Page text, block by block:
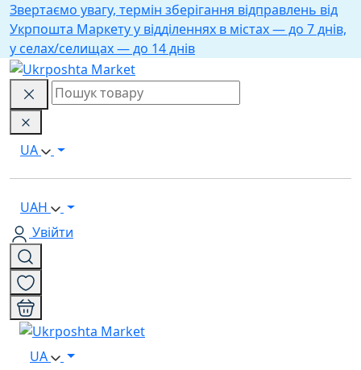
Звертаємо увагу, термін зберігання відправлень від
Укрпошта Маркету у відділеннях в містах — до 7 днів,
у селах/селищах — до 14 днів
UA
UAH
Увійти
UA